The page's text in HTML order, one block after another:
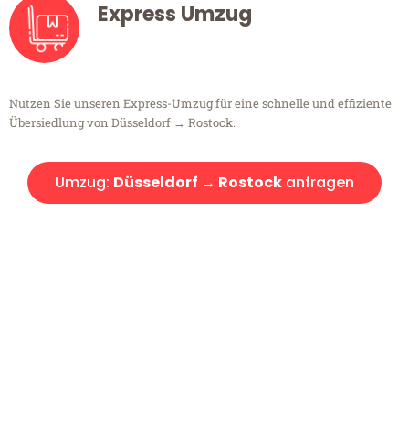
Express Umzug
Nutzen Sie unseren Express-Umzug für eine schnelle und effiziente
Übersiedlung von Düsseldorf → Rostock.
Umzug: Düsseldorf → Rostock anfragen